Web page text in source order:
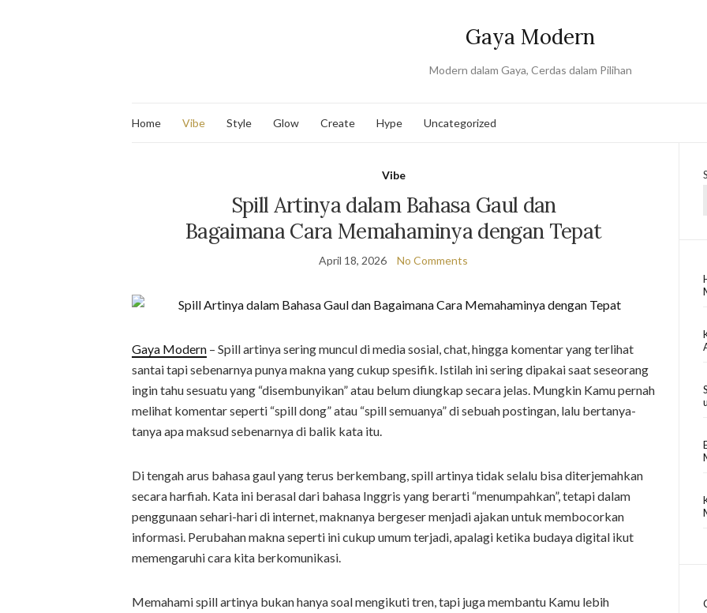
Gaya Modern
Modern dalam Gaya, Cerdas dalam Pilihan
Home Vibe Style Glow Create Hype Uncategorized
Vibe
Spill Artinya dalam Bahasa Gaul dan
Bagaimana Cara Memahaminya dengan Tepat
April 18, 2026 No Comments
Gaya Modern – Spill artinya sering muncul di media sosial, chat, hingga komentar yang terlihat
santai tapi sebenarnya punya makna yang cukup spesifik. Istilah ini sering dipakai saat seseorang
ingin tahu sesuatu yang “disembunyikan” atau belum diungkap secara jelas. Mungkin Kamu pernah
melihat komentar seperti “spill dong” atau “spill semuanya” di sebuah postingan, lalu bertanya-
tanya apa maksud sebenarnya di balik kata itu.
Di tengah arus bahasa gaul yang terus berkembang, spill artinya tidak selalu bisa diterjemahkan
secara harfiah. Kata ini berasal dari bahasa Inggris yang berarti “menumpahkan”, tetapi dalam
penggunaan sehari-hari di internet, maknanya bergeser menjadi ajakan untuk membocorkan
informasi. Perubahan makna seperti ini cukup umum terjadi, apalagi ketika budaya digital ikut
memengaruhi cara kita berkomunikasi.
Memahami spill artinya bukan hanya soal mengikuti tren, tapi juga membantu Kamu lebih